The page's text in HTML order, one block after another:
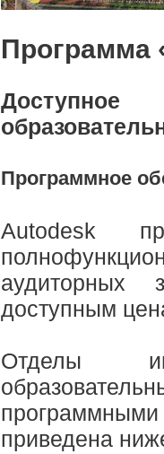
Доступное
Программное
Autodesk
аудиторных
доступным
Отделы
приведена